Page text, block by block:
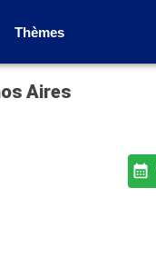
Thèmes
Aires